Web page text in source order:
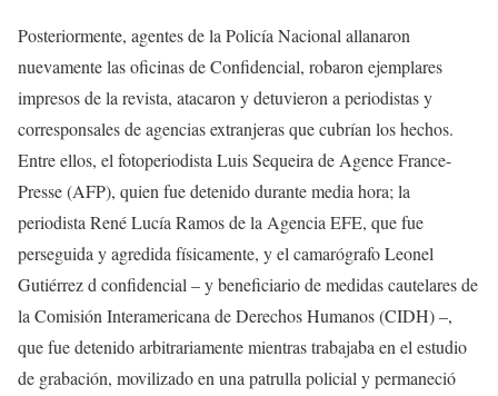
Posteriormente, agentes de la Policía Nacional allanaron
nuevamente las oficinas de Confidencial, robaron ejemplares
impresos de la revista, atacaron y detuvieron a periodistas y
corresponsales de agencias extranjeras que cubrían los hechos.
Entre ellos, el fotoperiodista Luis Sequeira de Agence France-
Presse (AFP), quien fue detenido durante media hora; la
periodista René Lucía Ramos de la Agencia EFE, que fue
perseguida y agredida físicamente, y el camarógrafo Leonel
Gutiérrez d confidencial – y beneficiario de medidas cautelares de
la Comisión Interamericana de Derechos Humanos (CIDH) –,
que fue detenido arbitrariamente mientras trabajaba en el estudio
de grabación, movilizado en una patrulla policial y permaneció